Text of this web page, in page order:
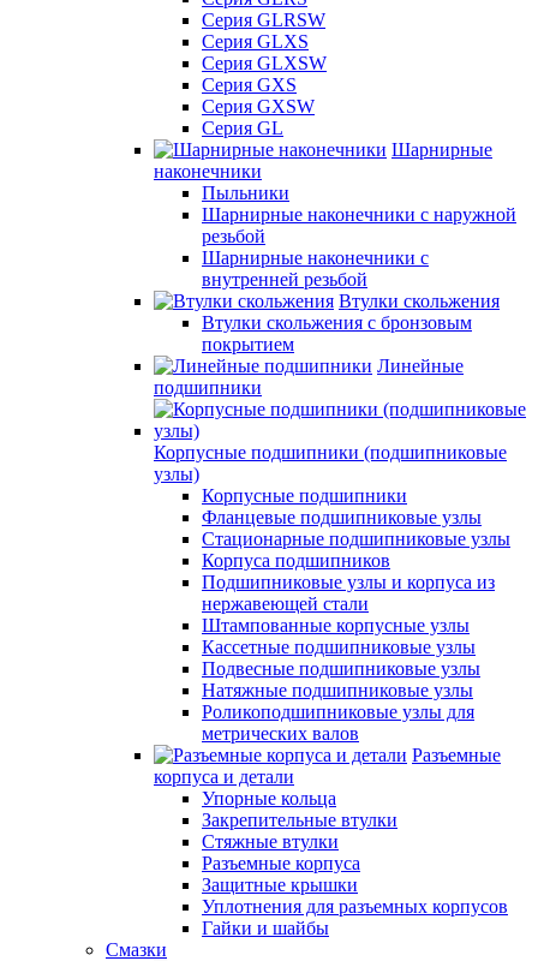
Серия GLRSW
Серия GLXS
Серия GLXSW
Серия GXS
Серия GXSW
Серия GL
Шарнирные
наконечники
Пыльники
Шарнирные наконечники с наружной
резьбой
Шарнирные наконечники с
внутренней резьбой
Втулки скольжения
Втулки скольжения с бронзовым
покрытием
Линейные
подшипники
Корпусные подшипники (подшипниковые
узлы)
Корпусные подшипники
Фланцевые подшипниковые узлы
Стационарные подшипниковые узлы
Корпуса подшипников
Подшипниковые узлы и корпуса из
нержавеющей стали
Штампованные корпусные узлы
Кассетные подшипниковые узлы
Подвесные подшипниковые узлы
Натяжные подшипниковые узлы
Роликоподшипниковые узлы для
метрических валов
Разъемные
корпуса и детали
Упорные кольца
Закрепительные втулки
Стяжные втулки
Разъемные корпуса
Защитные крышки
Уплотнения для разъемных корпусов
Гайки и шайбы
Смазки